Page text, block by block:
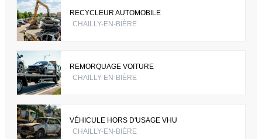
RECYCLEUR AUTOMOBILE
CHAILLY-EN-BIÈRE
REMORQUAGE VOITURE
CHAILLY-EN-BIÈRE
VÉHICULE HORS D'USAGE VHU
CHAILLY-EN-BIÈRE